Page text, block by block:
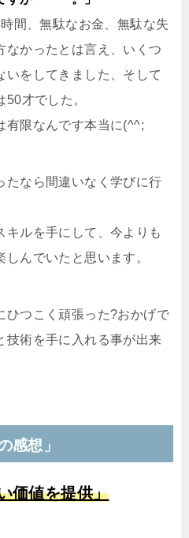
間、無駄なお金、無駄な失
なかったとは言え、いくつ
いをしてきました、そして
才でした。
有限なんです本当に(^^;
たなら間違いなく学びに行
キルを手にして、今よりも
んでいたと思います。
ひつこく頑張った?おかげで
技術を手に入れる事が出来
感想」
価値を提供」